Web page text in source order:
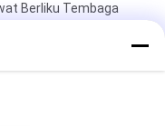
Berliku Tembaga
Berliku Tembaga
Untuk Menonton /